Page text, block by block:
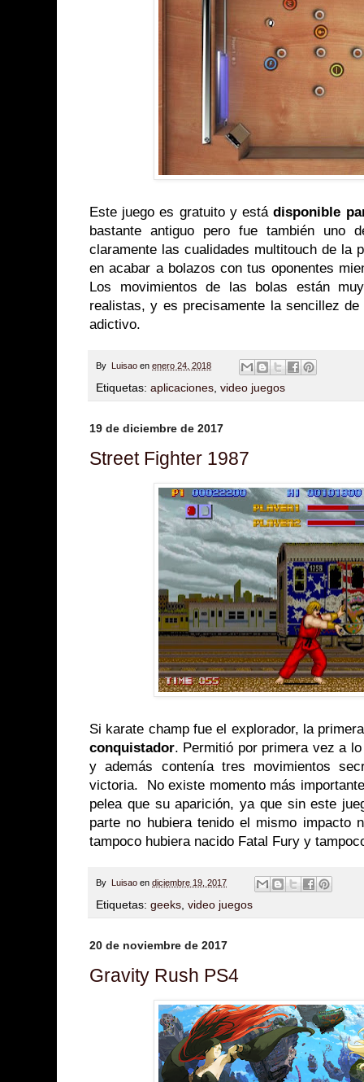
Este juego es gratuito y estádisponible
bastante antiguo pero fue también uno
claramente las cualidades multitouch de la
en acabar a bolazos con tus oponentes
Los movimientos de las bolas están
realistas, y es precisamente la sencillez
adictivo.
By Luisao en enero 24, 2018
Etiquetas: aplicaciones video juegos
19 de diciembre de 2017
Street Fighter 1987
Si karate champ fue el explorador, la
conquistador. Permitió por primera vez a
y además contenía tres movimientos
victoria. No existe momento más
pelea que su aparición, ya que sin este
parte no hubiera tenido el mismo impacto
tampoco hubiera nacido Fatal Fury y
By Luisao en diciembre 19, 2017
Etiquetas: geeks video juegos
20 de noviembre de 2017
Gravity Rush PS4